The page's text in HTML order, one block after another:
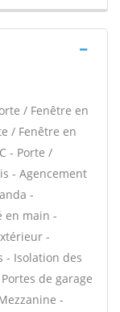
/ Fenêtre en
/ Fenêtre en
- Porte /
- Agencement
-
en main -
-
- Isolation des
de garage
-